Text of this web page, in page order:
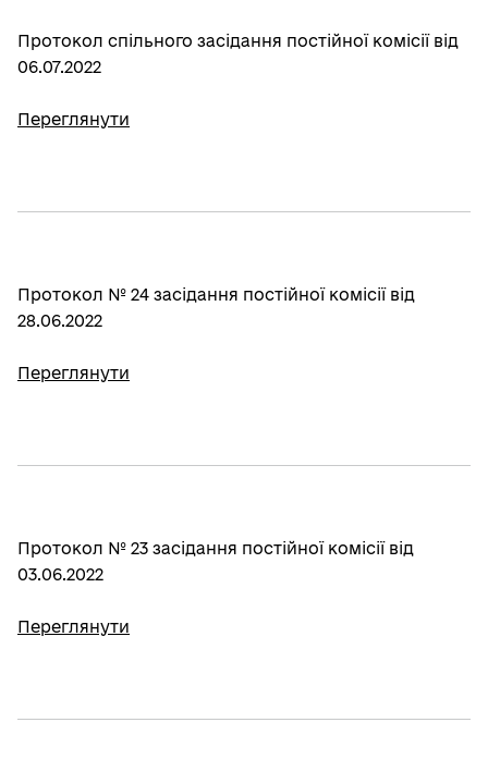
Протокол спільного засідання постійної комісії від
06.07.2022
Переглянути
Протокол № 24 засідання постійної комісії від
28.06.2022
Переглянути
Протокол № 23 засідання постійної комісії від
03.06.2022
Переглянути